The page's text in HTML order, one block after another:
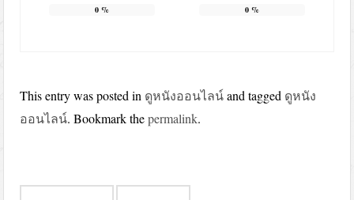
0% 0%
This entry was posted in ดูหนังออนไลน์and tagged ดูหนัง
ออนไลน์. Bookmark thepermalink.